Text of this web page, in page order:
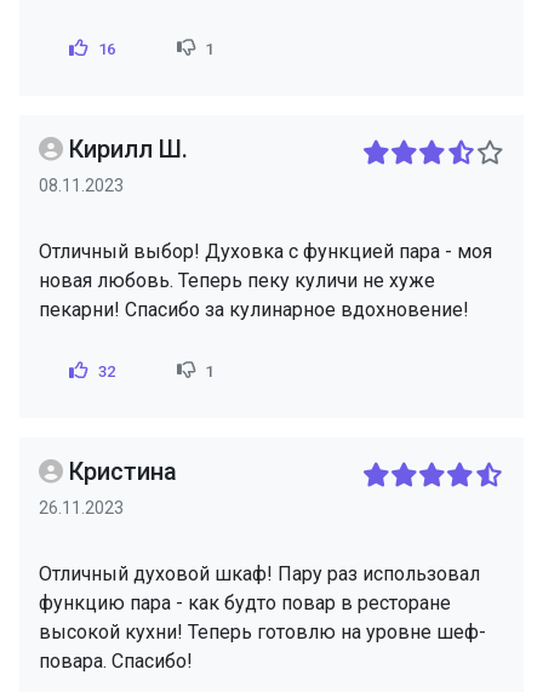
16 1
Кирилл Ш.
08.11.2023
Отличный выбор! Духовка с функцией пара - моя
новая любовь. Теперь пеку куличи не хуже
пекарни! Спасибо за кулинарное вдохновение!
32 1
Кристина
26.11.2023
Отличный духовой шкаф! Пару раз использовал
функцию пара - как будто повар в ресторане
высокой кухни! Теперь готовлю на уровне шеф-
повара. Спасибо!